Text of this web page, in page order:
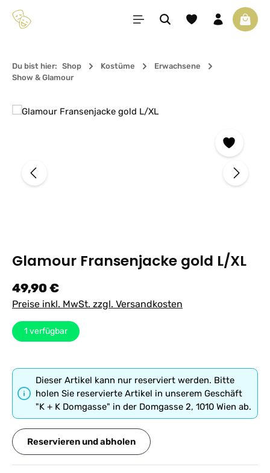
Zum Hauptinhalt springen Du hast 0 Produkte
Du bist hier: Shop Kostüme
Erwachsene
Show & Glamour
Bildergalerie überspringen
Glamour Fransenjacke gold L/XL
Regulärer Preis:
49,90 €
Preise inkl. MwSt. zzgl. Versandkosten
1 verfügbar
Dieser Artikel kann nur reserviert werden. Bitte
holen Sie reservierte Artikel in unserem Geschäft
"K + K Domgasse" in der Domgasse 2, 1010 Wien ab.
Reservieren und abholen